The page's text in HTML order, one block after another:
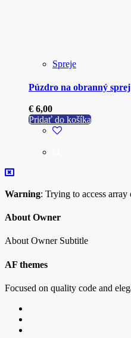
Spreje
Púzdro na obranný sprej
€ 6,00
Pridať do košíka
Warning: Trying to access array
About Owner
About Owner Subtitle
AF themes
Focused on quality code and